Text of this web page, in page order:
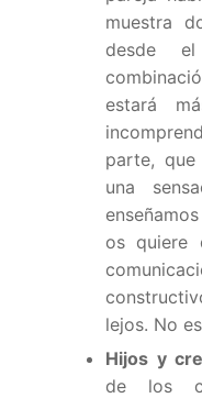
muestra
desde el
estará
parte,
una
os quiere
lejos. No
Hijos y
de los